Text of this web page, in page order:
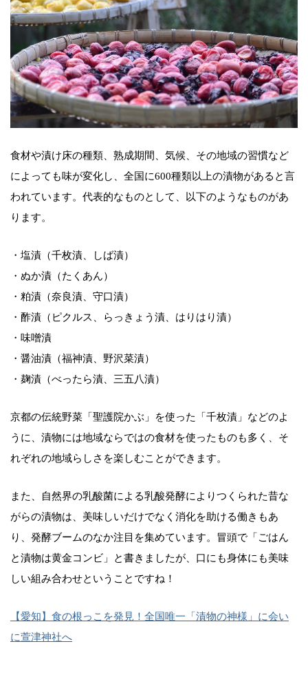
食材や漬け床の種類、熟成期間、気候、その地域の習慣など
によっても味が変化し、全国に600種類以上の漬物があると言
われています。代表的なものとして、以下のようなものがあ
ります。
・塩漬（千枚漬、しば漬）
・ぬか漬（たくあん）
・粕漬（奈良漬、守口漬）
・酢漬（ピクルス、らっきょう漬、はりはり漬）
・味噌漬
・醤油漬（福神漬、野沢菜漬）
・麹漬（べったら漬、三五八漬）
京都の伝統野菜「聖護院かぶ」を使った「千枚漬」などのよ
うに、漬物には地域ならではの食材を使ったものも多く、そ
れぞれの地域らしさを楽しむことができます。
また、自然界の乳酸菌による乳酸発酵によりつくられた昔な
がらの漬物は、美味しいだけでなく消化を助ける働きもあ
り、発酵ブームのなか注目を集めています。冒頭で「ごはん
と漬物は黄金コンビ」と書きましたが、口にも身体にも美味
しい組み合わせということですね！
【愛知】食の根っこを発見！全国唯一「漬物の神様」に会い
に萱津神社へ